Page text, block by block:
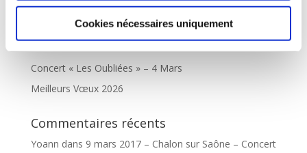
Cookies nécessaires uniquement
Concert « Offenbach ! La Belle Époque ! » – Vendredi
17, Samedi 18 et Dimanche 19 Juillet
Concert « Les Oubliées » – 4 Mars
Meilleurs Vœux 2026
Commentaires récents
Yoann dans 9 mars 2017 – Chalon sur Saône – Concert